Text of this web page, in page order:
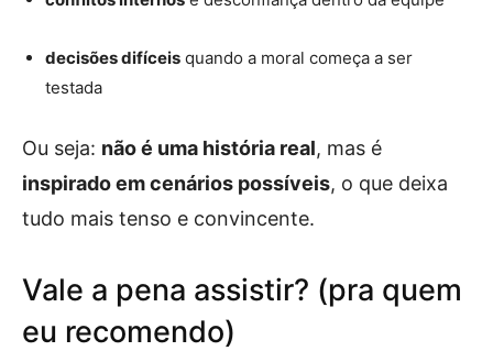
decisões difíceis quando a moral começa a ser
testada
Ou seja: não é uma história real, mas é
inspirado em cenários possíveis, o que deixa
tudo mais tenso e convincente.
Vale a pena assistir? (pra quem
eu recomendo)